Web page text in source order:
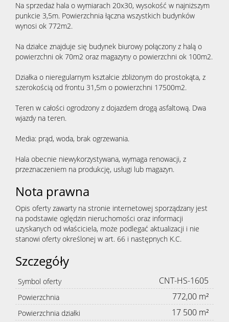
Na sprzedaż hala o wymiarach 20x30, wysokość w najniższym
punkcie 3,5m. Powierzchnia łączna wszystkich budynków
wynosi ok 772m2.
Na działce znajduje się budynek biurowy połączony z halą o
powierzchni ok 70m2 oraz magazyny o powierzchni ok 100m2.
Działka o nieregularnym kształcie zbliżonym do prostokąta, z
szerokością od frontu 31,5m o powierzchni 17500m2.
Teren w całości ogrodzony z dojazdem drogą asfaltową. Dwa
wjazdy na teren.
Media: prąd, woda, brak ogrzewania.
Hala obecnie niewykorzystywana, wymaga renowacji, z
przeznaczeniem na produkcję, usługi lub magazyn.
Nota prawna
Opis oferty zawarty na stronie internetowej sporządzany jest
na podstawie oględzin nieruchomości oraz informacji
uzyskanych od właściciela, może podlegać aktualizacji i nie
stanowi oferty określonej w art. 66 i następnych K.C.
Szczegóły
Symbol oferty CNT-HS-1605
Powierzchnia 772,00 m²
Powierzchnia działki 17 500 m²